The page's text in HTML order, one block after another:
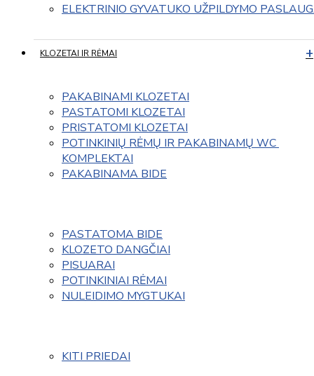
ELEKTRINIO GYVATUKO UŽPILDYMO
KLOZETAI IR RĖMAI
PAKABINAMI KLOZETAI
PASTATOMI KLOZETAI
PRISTATOMI KLOZETAI
POTINKINIŲ RĖMŲ IR PAKABINAMŲ WC
KOMPLEKTAI
PAKABINAMA BIDE
PASTATOMA BIDE
KLOZETO DANGČIAI
PISUARAI
POTINKINIAI RĖMAI
NULEIDIMO MYGTUKAI
KITI PRIEDAI